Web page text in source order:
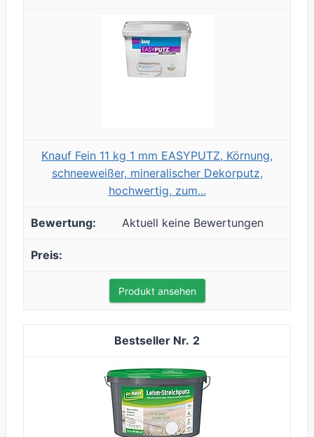
Knauf Fein 11 kg 1 mm EASYPUTZ, Körnung,
schneeweißer, mineralischer Dekorputz,
hochwertig, zum...
Aktuell keine Bewertungen
Produkt ansehen
2